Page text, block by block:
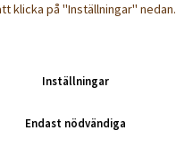
klicka på "Inställningar" nedan.
Inställningar
Endast nödvändiga